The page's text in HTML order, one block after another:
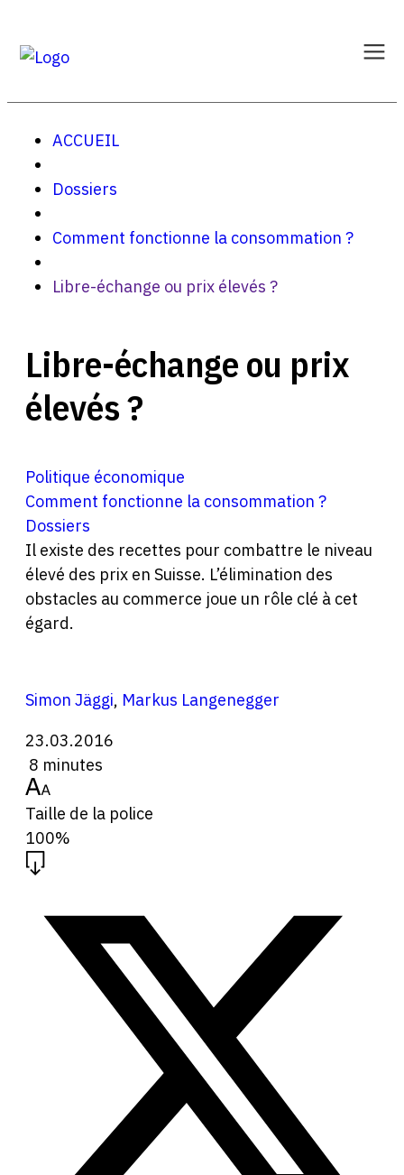
ACCUEIL
Dossiers
Comment fonctionne la consommation ?
Libre-échange ou prix élevés ?
Libre-échange ou prix
élevés ?
Politique économique
Comment fonctionne la consommation ?
Dossiers
Il existe des recettes pour combattre le niveau
élevé des prix en Suisse. L’élimination des
obstacles au commerce joue un rôle clé à cet
égard.
Simon Jäggi, Markus Langenegger
23.03.2016
8 minutes
Taille de la police
100%